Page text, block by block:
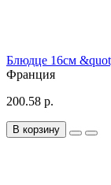
Блюдце 16см
Франция
200.58 р.
В корзину